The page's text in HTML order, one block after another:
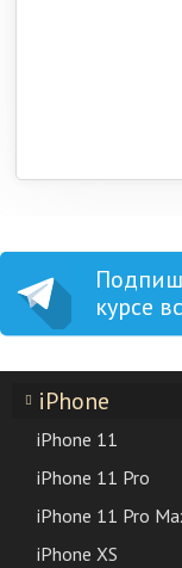
курсе
iPhone
iPhone 11
iPhone 11 Pro
iPhone 11 Pro
iPhone XS